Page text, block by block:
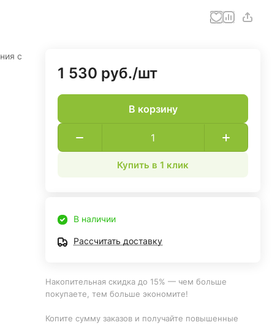
с
1 530 руб./шт
В корзину
Купить в 1 клик
В наличии
Рассчитать доставку
Накопительная скидка до 15% — чем больше
покупаете, тем больше экономите!
Копите сумму заказов и получайте повышенные